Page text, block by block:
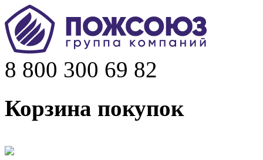
8 800 300 69 82
Корзина покупок